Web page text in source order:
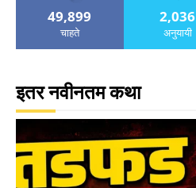
49,899
चाहते
2,036
अनुयायी
इतर नवीनतम कथा